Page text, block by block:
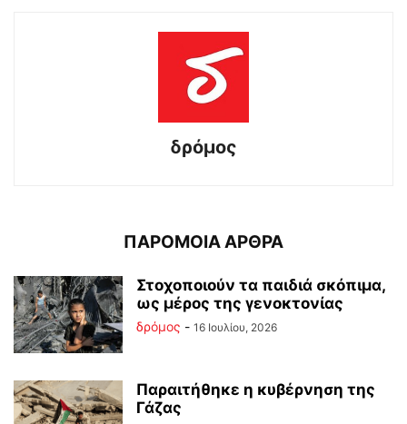
δρόμος
ΠΑΡΟΜΟΙΑ ΑΡΘΡΑ
Στοχοποιούν τα παιδιά σκόπιμα,
ως μέρος της γενοκτονίας
δρόμος - 16 Ιουλίου, 2026
Παραιτήθηκε η κυβέρνηση της
Γάζας